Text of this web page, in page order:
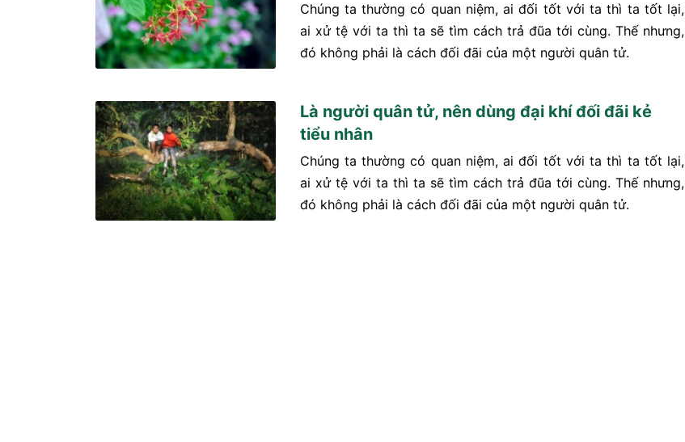
Chúng ta thường có quan niệm, ai đối tốt với ta thì ta tốt lại,
ai xử tệ với ta thì ta sẽ tìm cách trả đũa tới cùng. Thế nhưng,
đó không phải là cách đối đãi của một người quân tử.
Là người quân tử, nên dùng đại khí đối đãi kẻ
tiểu nhân
Chúng ta thường có quan niệm, ai đối tốt với ta thì ta tốt lại,
ai xử tệ với ta thì ta sẽ tìm cách trả đũa tới cùng. Thế nhưng,
đó không phải là cách đối đãi của một người quân tử.